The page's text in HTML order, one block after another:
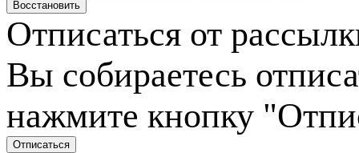
Отписаться от
Вы собираетесь
нажмите кнопку